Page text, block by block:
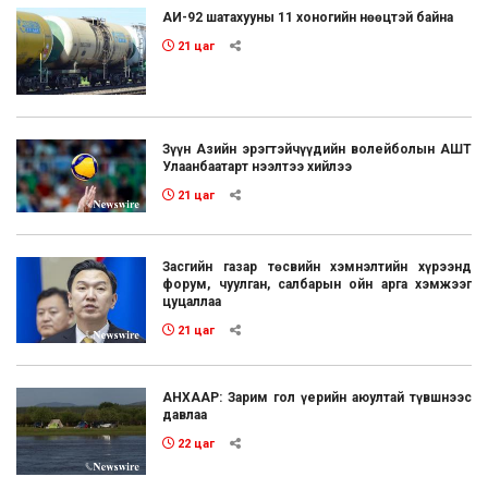
АИ-92 шатахууны 11 хоногийн нөөцтэй байна
21 цаг
Зүүн Азийн эрэгтэйчүүдийн волейболын АШТ
Улаанбаатарт нээлтээ хийлээ
21 цаг
Засгийн газар төсвийн хэмнэлтийн хүрээнд
форум, чуулган, салбарын ойн арга хэмжээг
цуцаллаа
21 цаг
АНХААР: Зарим гол үерийн аюултай түвшнээс
давлаа
22 цаг